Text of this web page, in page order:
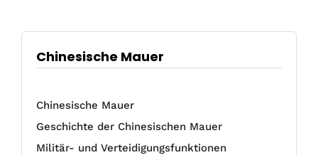
Chinesische Mauer
Chinesische Mauer
Geschichte der Chinesischen Mauer
Militär- und Verteidigungsfunktionen